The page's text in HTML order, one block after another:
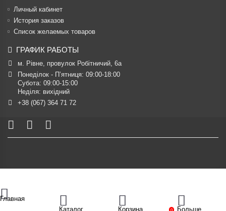
Личный кабинет
История заказов
Список желаемых товаров
ГРАФИК РАБОТЫ
м. Рівне, провулок Робітничий, 6а
Понеділок - П’ятниця: 09:00-18:00
Субота: 09:00-15:00
Неділя: вихідний
+38 (067) 364 71 72
Главная
Каталог
Корзина 0 Больше